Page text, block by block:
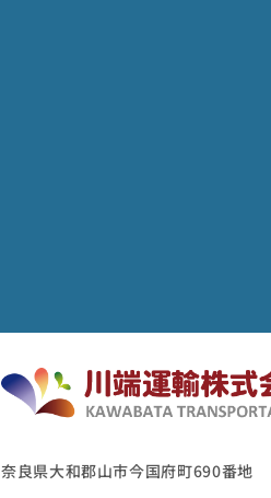
奈良県大和郡山市今国府町690番地